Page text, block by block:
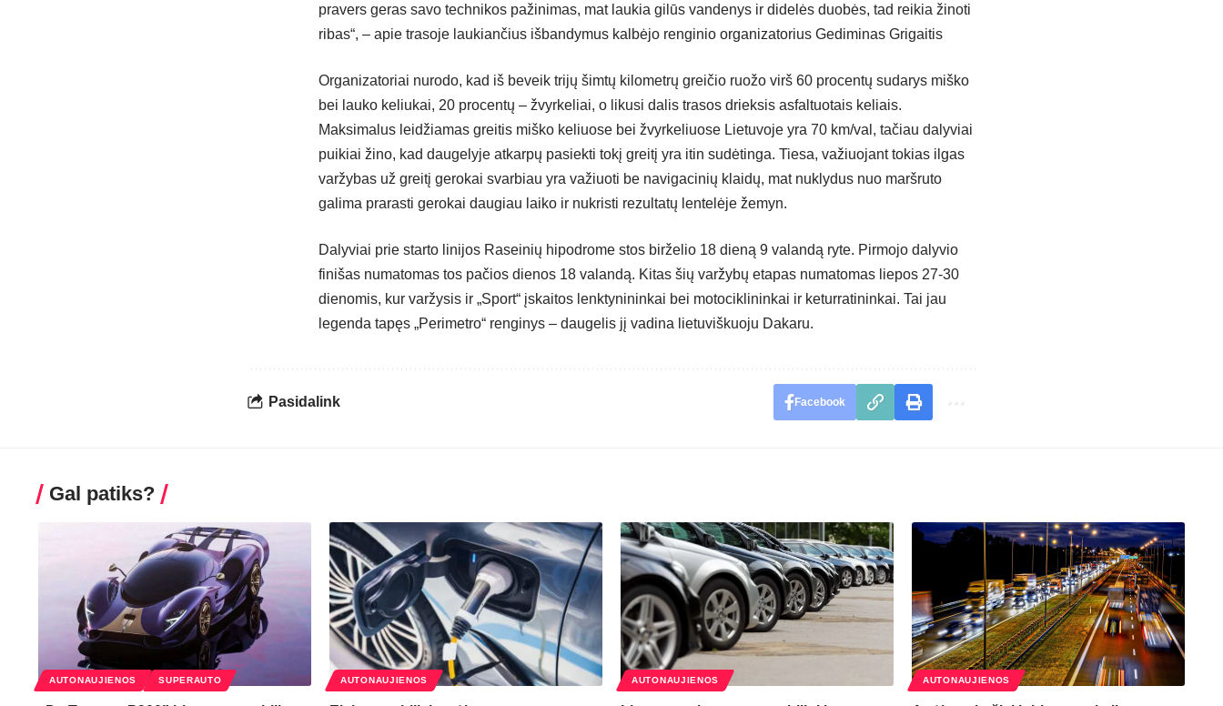
pravers geras savo technikos pažinimas, mat laukia gilūs vandenys ir didelės duobės, tad reikia žinoti
ribas“, – apie trasoje laukiančius išbandymus kalbėjo renginio organizatorius Gediminas Grigaitis
Organizatoriai nurodo, kad iš beveik trijų šimtų kilometrų greičio ruožo virš 60 procentų sudarys miško
bei lauko keliukai, 20 procentų – žvyrkeliai, o likusi dalis trasos drieksis asfaltuotais keliais.
Maksimalus leidžiamas greitis miško keliuose bei žvyrkeliuose Lietuvoje yra 70 km/val, tačiau dalyviai
puikiai žino, kad daugelyje atkarpų pasiekti tokį greitį yra itin sudėtinga. Tiesa, važiuojant tokias ilgas
varžybas už greitį gerokai svarbiau yra važiuoti be navigacinių klaidų, mat nuklydus nuo maršruto
galima prarasti gerokai daugiau laiko ir nukristi rezultatų lentelėje žemyn.
Dalyviai prie starto linijos Raseinių hipodrome stos birželio 18 dieną 9 valandą ryte. Pirmojo dalyvio
finišas numatomas tos pačios dienos 18 valandą. Kitas šių varžybų etapas numatomas liepos 27-30
dienomis, kur varžysis ir „Sport“ įskaitos lenktynininkai bei motociklininkai ir keturratininkai. Tai jau
legenda tapęs „Perimetro“ renginys – daugelis jį vadina lietuviškuoju Dakaru.
Pasidalink Facebook
Gal patiks?
AUTONAUJIENOS SUPERAUTO AUTONAUJIENOS AUTONAUJIENOS AUTONAUJIENOS